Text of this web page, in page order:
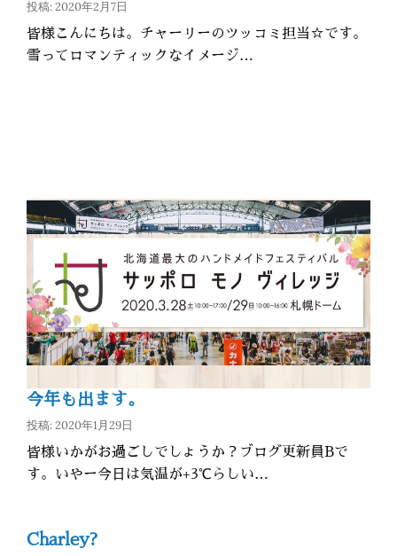
投稿: 2020年2月7日
皆様こんにちは。チャーリーのツッコミ担当☆です。
雪ってロマンティックなイメージ…
今年も出ます。
投稿: 2020年1月29日
皆様いかがお過ごしでしょうか？ブログ更新員Bで
す。いやー今日は気温が+3℃らしい…
Charley?